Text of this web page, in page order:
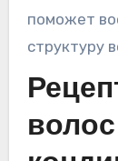
поможет
структуру